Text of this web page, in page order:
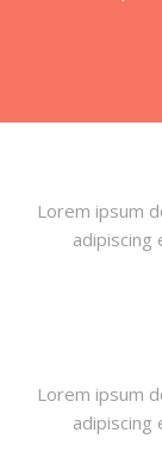
Lorem ipsum
adipiscing
Lorem ipsum
adipiscing